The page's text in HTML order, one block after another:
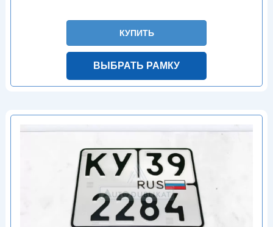
КУПИТЬ
ВЫБРАТЬ РАМКУ